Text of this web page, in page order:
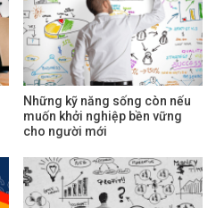
Những kỹ năng sống còn nếu
muốn khởi nghiệp bền vững
cho người mới